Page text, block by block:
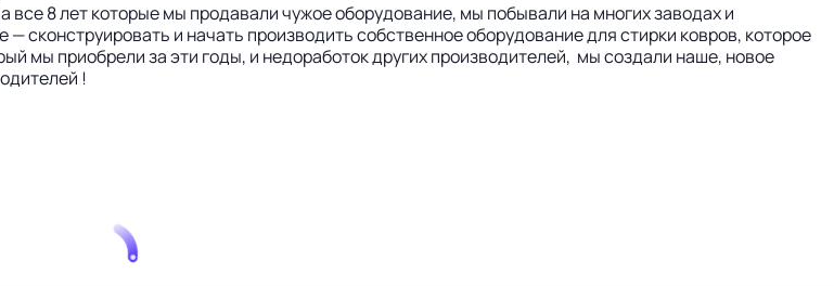
8 лет которые мы продавали чужое оборудование, мы побывали на многих заводах и
и начать производить собственное оборудование для стирки ковров, которое
мы приобрели за эти годы, и недоработок других производителей, мы создали наше, новое
!